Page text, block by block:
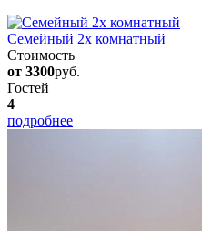
Семейный 2х комнатный
Стоимость
от 3300руб.
Гостей
4
подробнее